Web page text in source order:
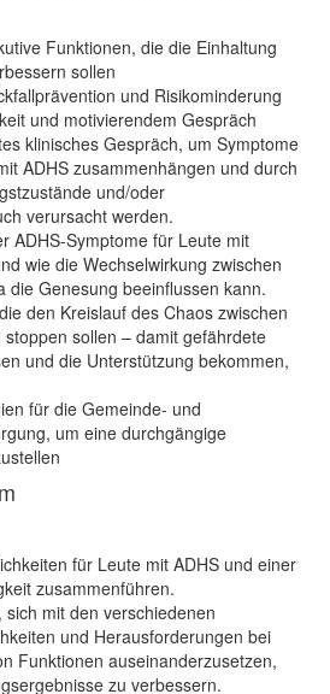
Funktionen, die die Einhaltung
sollen
und Risikominderung
und motivierendem Gespräch
klinisches Gespräch, um Symptome
ADHS zusammenhängen und durch
und/oder
verursacht werden.
ADHS-Symptome für Leute mit
wie die Wechselwirkung zwischen
die Genesung beeinflussen kann.
den Kreislauf des Chaos zwischen
sollen – damit gefährdete
und die Unterstützung bekommen,
für die Gemeinde- und
um eine durchgängige
für Leute mit ADHS und einer
zusammenführen.
sich mit den verschiedenen
und Herausforderungen bei
Funktionen auseinanderzusetzen,
zu verbessern.